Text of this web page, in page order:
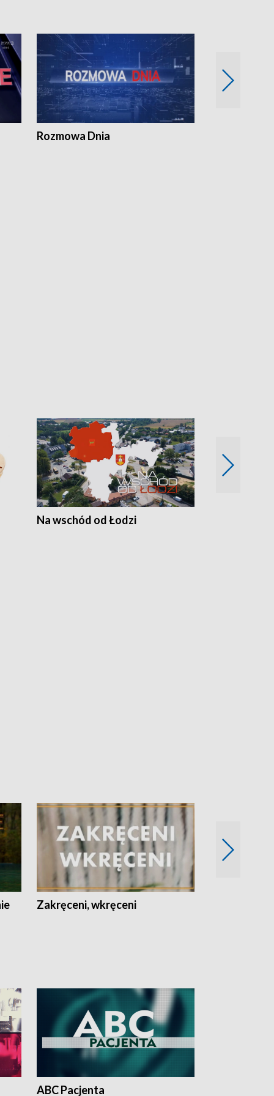
Rozmowa Dnia
Na wschód od Łodzi
Zakręceni, wkręceni
ABC Pacjenta